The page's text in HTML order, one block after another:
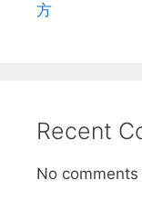
方
Recent
No